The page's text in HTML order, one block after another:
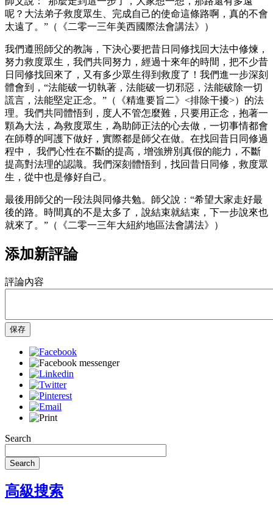
呢？大法弟子救度眾生、完成自己的使命這條路啊，真的不會
太遠了。”（《二零一三年美西國際法會講法》）
我們遵照師父的教誨，下決心要把昔日同修找回大法中修煉，
努力救度眾生，我們共同努力，經過十來年的時間，把不少昔
日同修找回來了，又有多少眾生得到救度了！我們進一步深刻
體會到，“法能破一切執著，法能破一切邪惡，法能破除一切
謊言，法能堅定正念。”（《精進要旨二》<排除干擾>）的法
理。我們共同體悟到，度人不管怎麼難，只要用正念，抱著一
顆為大法，為救度眾生，為助師正法的心去做，一切事情都會
在師尊的呵護下做好，實際都是師父在做。在找回昔日同修過
程中， 我們心性在不斷的提高，增強辨別真假的能力，不斷
提高對法理的認識。我們深刻體悟到，找回昔日同修，救度眾
生，從中也是修好自己。
最後用師父的一段法與同修共勉。師父說：“希望大家走好最
後的路。時間真的不是太多了，說結束就結束，下一步說來也
就來了。”（《二零一三年大紐約地區法會講法》）
添加新評論
評論內容
保存
Search
Search
高級搜索